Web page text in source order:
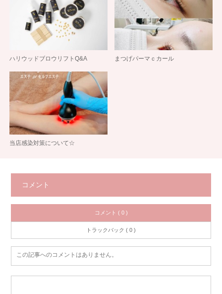
ハリウッドブロウリフトQ&A まつげパーマｃカール
当店感染対策について☆
コメント
コメント ( 0 )
トラックバック ( 0 )
この記事へのコメントはありません。